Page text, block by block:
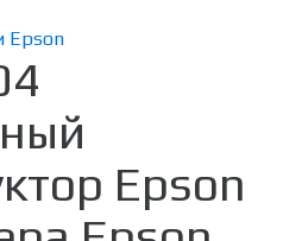
Epson
Epson